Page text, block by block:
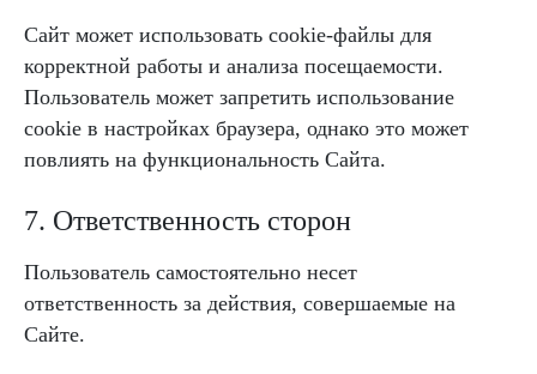
Сайт может использовать cookie-файлы для
корректной работы и анализа посещаемости.
Пользователь может запретить использование
cookie в настройках браузера, однако это может
повлиять на функциональность Сайта.
7. Ответственность сторон
Пользователь самостоятельно несет
ответственность за действия, совершаемые на
Сайте.